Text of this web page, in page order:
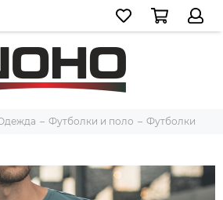
Футболки и поло Футболки